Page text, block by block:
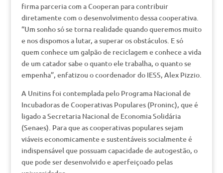
firma parceria com a Cooperan para contribuir
diretamente com o desenvolvimento dessa cooperativa.
“Um sonho só se torna realidade quando queremos muito
e nos dispomos a lutar, a superar os obstáculos. E só
quem conhece um galpão de reciclagem e conhece a vida
de um catador sabe o quanto ele trabalha, o quanto se
empenha”, enfatizou o coordenador do IESS, Alex Pizzio.
A Unitins foi contemplada pelo Programa Nacional de
Incubadoras de Cooperativas Populares (Proninc), que é
ligado a Secretaria Nacional de Economia Solidária
(Senaes). Para que as cooperativas populares sejam
viáveis economicamente e sustentáveis socialmente é
indispensável que possuam capacidade de autogestão, o
que pode ser desenvolvido e aperfeiçoado pelas